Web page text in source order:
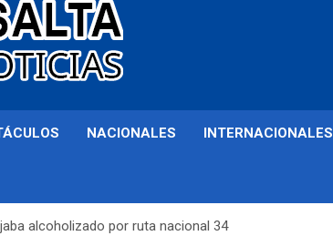
NACIONALES INTERNACIONALES
alcoholizado por ruta nacional 34